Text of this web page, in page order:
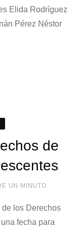
Elida Rodríguez
Pérez Néstor
de
UN MINUTO
de los Derechos
fecha para